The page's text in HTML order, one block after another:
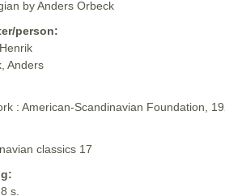
by Anders Orbeck
person:
Anders
: American-Scandinavian Foundation,
classics 17
s.